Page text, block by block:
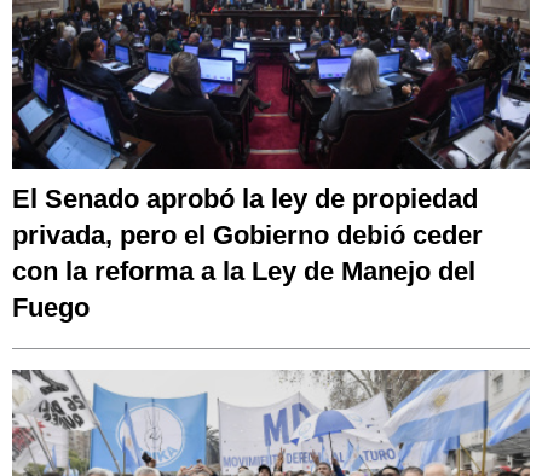
El Senado aprobó la ley de propiedad
privada, pero el Gobierno debió ceder
con la reforma a la Ley de Manejo del
Fuego